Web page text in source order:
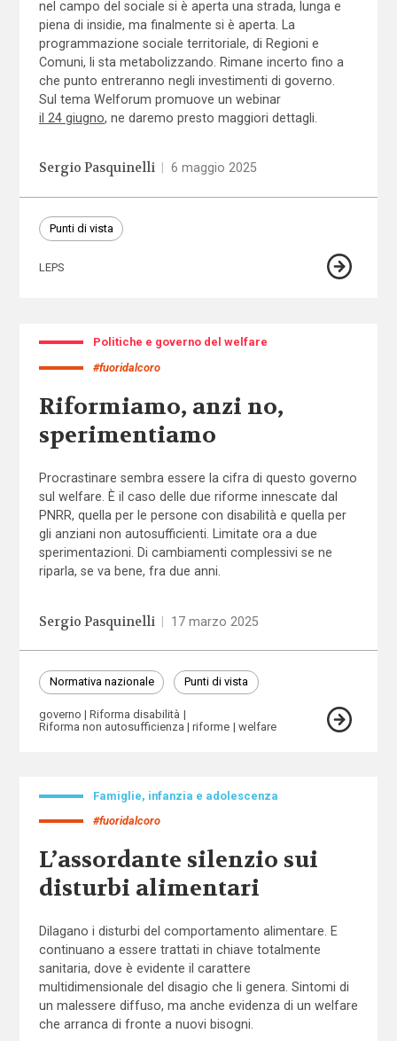
nel campo del sociale si è aperta una strada, lunga e
piena di insidie, ma finalmente si è aperta. La
programmazione sociale territoriale, di Regioni e
Comuni, li sta metabolizzando. Rimane incerto fino a
che punto entreranno negli investimenti di governo.
Sul tema Welforum promuove un webinar
il 24 giugno, ne daremo presto maggiori dettagli.
Sergio Pasquinelli 6 maggio 2025
Punti di vista
LEPS
Politiche e governo del welfare
#fuoridalcoro
Riformiamo, anzi no,
sperimentiamo
Procrastinare sembra essere la cifra di questo governo
sul welfare. È il caso delle due riforme innescate dal
PNRR, quella per le persone con disabilità e quella per
gli anziani non autosufficienti. Limitate ora a due
sperimentazioni. Di cambiamenti complessivi se ne
riparla, se va bene, fra due anni.
Sergio Pasquinelli | 17 marzo 2025
Normativa nazionale Punti di vista
governo
Riforma disabilità
Riforma non autosufficienza
riforme welfare
Famiglie, infanzia e adolescenza
#fuoridalcoro
L’assordante silenzio sui
disturbi alimentari
Dilagano i disturbi del comportamento alimentare. E
continuano a essere trattati in chiave totalmente
sanitaria, dove è evidente il carattere
multidimensionale del disagio che li genera. Sintomi di
un malessere diffuso, ma anche evidenza di un welfare
che arranca di fronte a nuovi bisogni.